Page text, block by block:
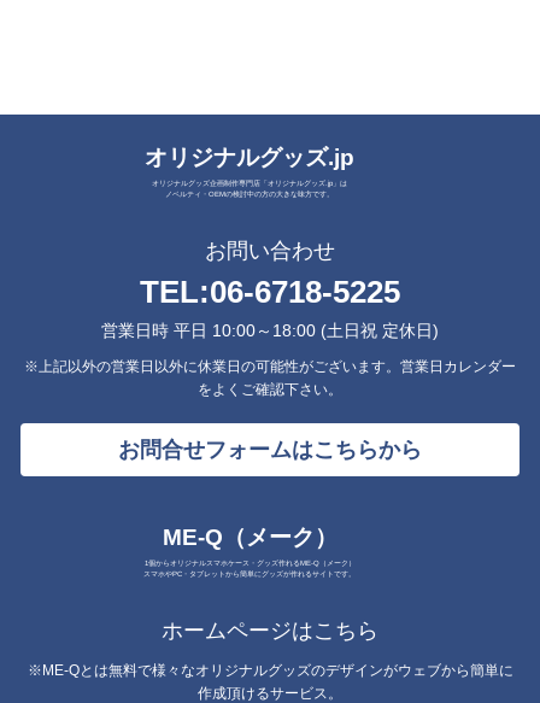
オリジナルグッズ.jp
オリジナルグッズ企画制作専門店「オリジナルグッズ.jp」は
ノベルティ・OEMの検討中の方の大きな味方です。
お問い合わせ
TEL:06-6718-5225
営業日時 平日 10:00～18:00 (土日祝 定休日)
※上記以外の営業日以外に休業日の可能性がございます。営業日カレンダー
をよくご確認下さい。
お問合せフォームはこちらから
ME-Q（メーク）
1個からオリジナルスマホケース・グッズ作れるME-Q（メーク）
スマホやPC・タブレットから簡単にグッズが作れるサイトです。
ホームページはこちら
※ME-Qとは無料で様々なオリジナルグッズのデザインがウェブから簡単に
作成頂けるサービス。